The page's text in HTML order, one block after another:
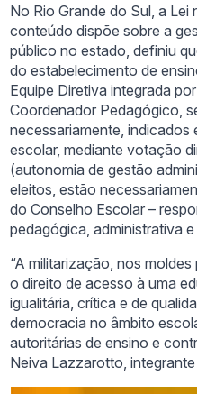
No Rio Grande do Sul, a Lei
conteúdo dispõe sobre a
público no estado, definiu
do estabelecimento de
Equipe Diretiva integrada
Coordenador Pedagógico,
necessariamente, indicados
escolar, mediante votação
(autonomia de gestão
eleitos, estão
do Conselho Escolar –
pedagógica, administrativa
“A militarização, nos
o direito de acesso à uma
igualitária, crítica e de
democracia no âmbito
autoritárias de ensino e
Neiva Lazzarotto,